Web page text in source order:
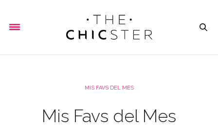
MIS FAVS DEL MES
Mis Favs del Mes